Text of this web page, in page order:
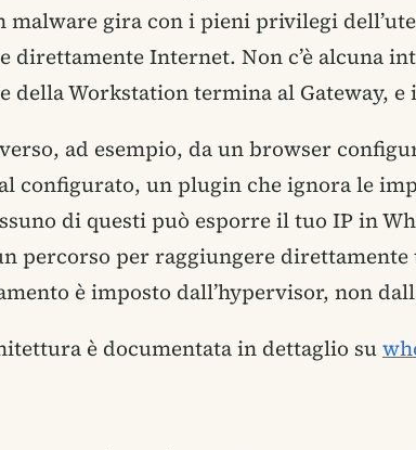
malware gira con i pieni privilegi
direttamente Internet. Non c’è alcuna
della Workstation termina al Gateway,
ad esempio, da un browser
configurato, un plugin che ignora le
di questi può esporre il tuo IP in
percorso per raggiungere direttamente
è imposto dall’hypervisor, non
è documentata in dettaglio su